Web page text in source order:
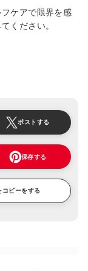
ケアで限界を感
ください。
ポストする
保存する
ピーをする